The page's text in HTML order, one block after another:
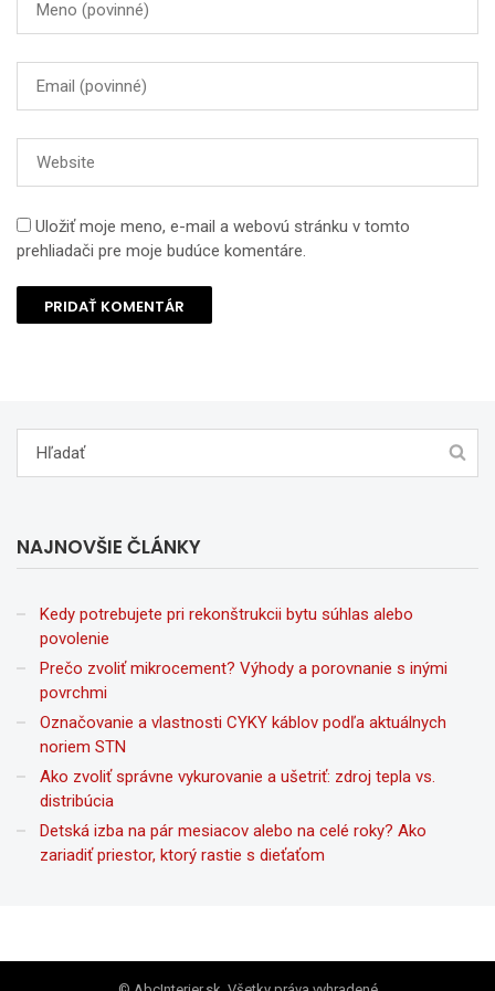
Uložiť moje meno, e-mail a webovú stránku v tomto
prehliadači pre moje budúce komentáre.
NAJNOVŠIE ČLÁNKY
Kedy potrebujete pri rekonštrukcii bytu súhlas alebo
povolenie
Prečo zvoliť mikrocement? Výhody a porovnanie s inými
povrchmi
Označovanie a vlastnosti CYKY káblov podľa aktuálnych
noriem STN
Ako zvoliť správne vykurovanie a ušetriť: zdroj tepla vs.
distribúcia
Detská izba na pár mesiacov alebo na celé roky? Ako
zariadiť priestor, ktorý rastie s dieťaťom